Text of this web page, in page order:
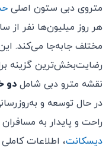
متروی دبی ستون اصلی
هر روز میلیون‌ها نفر از
مختلف جابه‌جا می‌کند.
رضایت‌بخش‌ترین گزینه
نقشه مترو دبی شامل دو
در حال توسعه و
راحت و پایدار به
دیسکانت، اطلاعات